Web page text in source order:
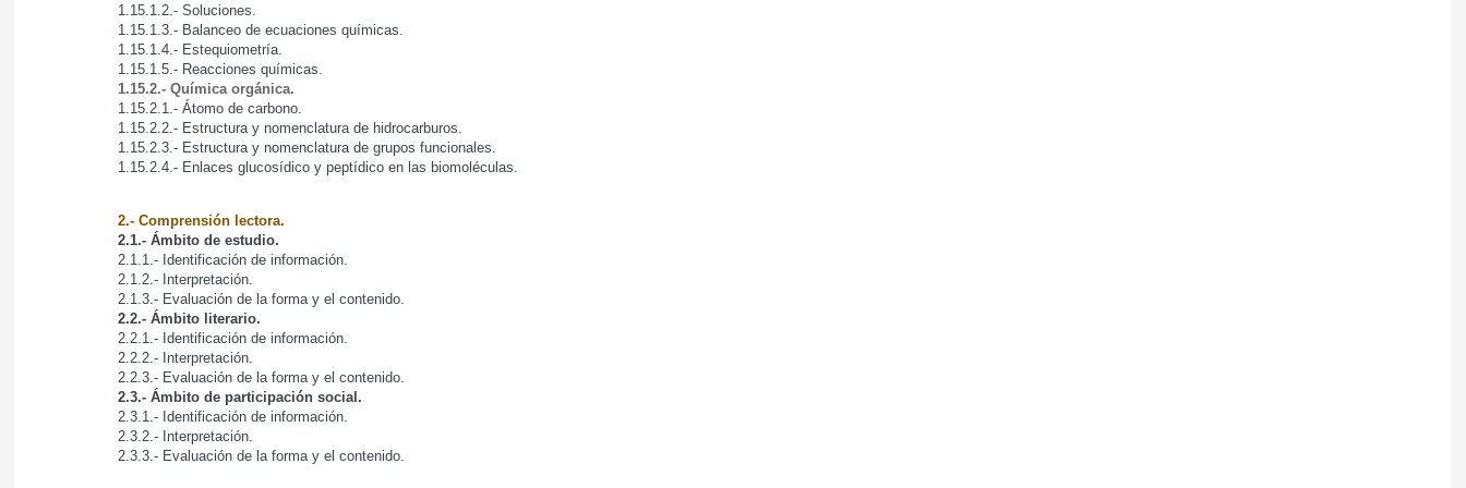
1.15.1.2.- Soluciones.
1.15.1.3.- Balanceo de ecuaciones químicas.
1.15.1.4.- Estequiometría.
1.15.1.5.- Reacciones químicas.
1.15.2.- Química orgánica.
1.15.2.1.- Átomo de carbono.
1.15.2.2.- Estructura y nomenclatura de hidrocarburos.
1.15.2.3.- Estructura y nomenclatura de grupos funcionales.
1.15.2.4.- Enlaces glucosídico y peptídico en las biomoléculas.
2.- Comprensión lectora.
2.1.- Ámbito de estudio.
2.1.1.- Identificación de información.
2.1.2.- Interpretación.
2.1.3.- Evaluación de la forma y el contenido.
2.2.- Ámbito literario.
2.2.1.- Identificación de información.
2.2.2.- Interpretación.
2.2.3.- Evaluación de la forma y el contenido.
2.3.- Ámbito de participación social.
2.3.1.- Identificación de información.
2.3.2.- Interpretación.
2.3.3.- Evaluación de la forma y el contenido.